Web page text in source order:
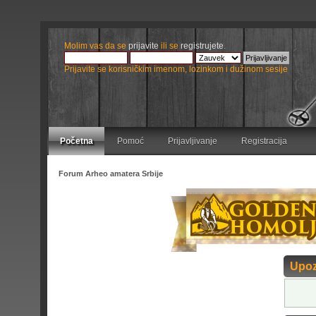
Molim vas da se prijavite ili se registrujete
Prijavite se korisničkim imenom, lozinkom i dužinom sesije
Početna Pomoć Prijavljivanje Registracija
Forum Arheo amatera Srbije